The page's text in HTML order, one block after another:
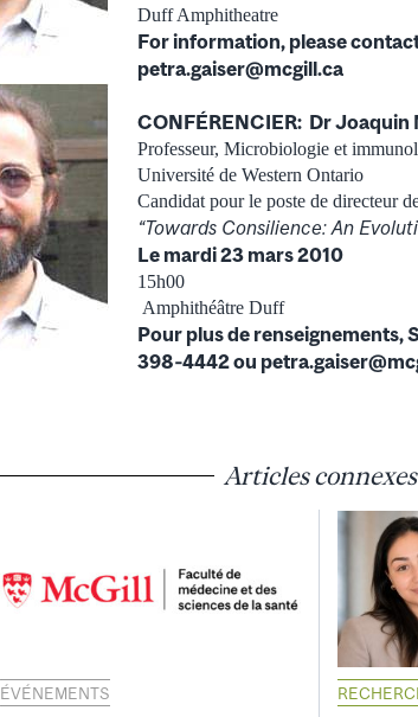
Duff Amphitheatre
For information, please
petra.gaiser@mcgill.ca
CONFÉRENCIER: Dr Joaquin
Professeur, Microbiologie et
Université de Western Ontario
Candidat pour le poste de directeur
“Towards Consilience: An
Le mardi 23 mars 2010
15h00
Amphithéâtre Duff
Pour plus de renseignements,
398‐4442 ou
Articles connexes
ÉVÉNEMENTS